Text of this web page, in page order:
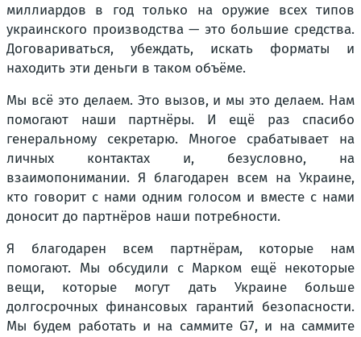
миллиардов в год только на оружие всех типов
украинского производства — это большие средства.
Договариваться, убеждать, искать форматы и
находить эти деньги в таком объёме.
Мы всё это делаем. Это вызов, и мы это делаем. Нам
помогают наши партнёры. И ещё раз спасибо
генеральному секретарю. Многое срабатывает на
личных контактах и, безусловно, на
взаимопонимании. Я благодарен всем на Украине,
кто говорит с нами одним голосом и вместе с нами
доносит до партнёров наши потребности.
Я благодарен всем партнёрам, которые нам
помогают. Мы обсудили с Марком ещё некоторые
вещи, которые могут дать Украине больше
долгосрочных финансовых гарантий безопасности.
Мы будем работать и на саммите G7, и на саммите